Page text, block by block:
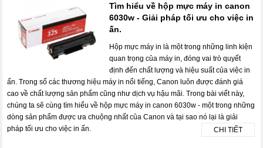
Tìm hiểu về hộp mực máy in canon
6030w - Giải pháp tối ưu cho việc in
ấn.
Hộp mực máy in là một trong những linh kiện
quan trọng của máy in, đóng vai trò quyết
định đến chất lượng và hiệu suất của việc in
ấn. Trong số các thương hiệu máy in nổi tiếng, Canon luôn được đánh giá
cao về chất lượng sản phẩm cũng như dịch vụ hậu mãi. Trong bài viết này,
chúng ta sẽ cùng tìm hiểu về hộp mực máy in canon 6030w - một trong những
dòng sản phẩm được ưa chuộng nhất của Canon và tại sao nó lại là giải
pháp tối ưu cho việc in ấn.
CHI TIẾT